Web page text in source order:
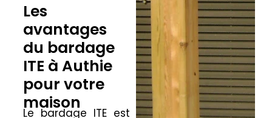
Les
avantages
du bardage
ITE à Authie
pour votre
maison
Le bardage ITE est